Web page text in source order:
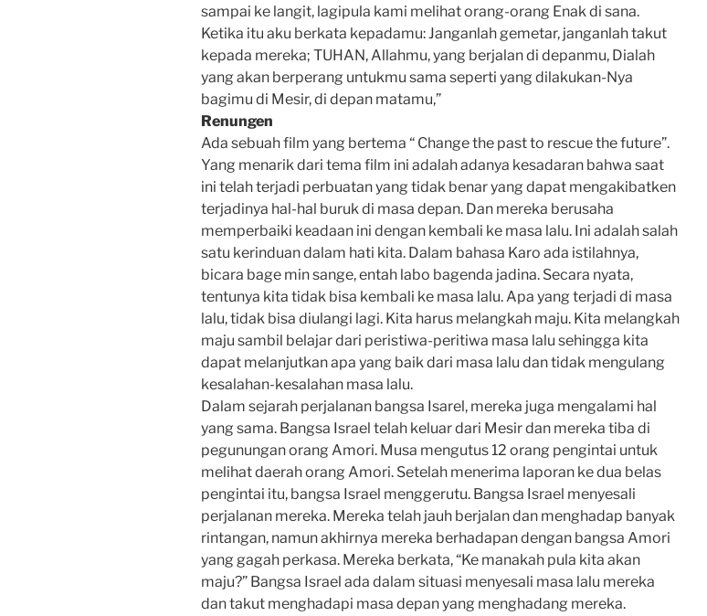
sampai ke langit, lagipula kami melihat orang-orang Enak di sana.
Ketika itu aku berkata kepadamu: Janganlah gemetar, janganlah takut
kepada mereka; TUHAN, Allahmu, yang berjalan di depanmu, Dialah
yang akan berperang untukmu sama seperti yang dilakukan-Nya
bagimu di Mesir, di depan matamu,”
Renungen
Ada sebuah film yang bertema “ Change the past to rescue the future”.
Yang menarik dari tema film ini adalah adanya kesadaran bahwa saat
ini telah terjadi perbuatan yang tidak benar yang dapat mengakibatken
terjadinya hal-hal buruk di masa depan. Dan mereka berusaha
memperbaiki keadaan ini dengan kembali ke masa lalu. Ini adalah salah
satu kerinduan dalam hati kita. Dalam bahasa Karo ada istilahnya,
bicara bage min sange, entah labo bagenda jadina. Secara nyata,
tentunya kita tidak bisa kembali ke masa lalu. Apa yang terjadi di masa
lalu, tidak bisa diulangi lagi. Kita harus melangkah maju. Kita melangkah
maju sambil belajar dari peristiwa-peritiwa masa lalu sehingga kita
dapat melanjutkan apa yang baik dari masa lalu dan tidak mengulang
kesalahan-kesalahan masa lalu.
Dalam sejarah perjalanan bangsa Isarel, mereka juga mengalami hal
yang sama. Bangsa Israel telah keluar dari Mesir dan mereka tiba di
pegunungan orang Amori. Musa mengutus 12 orang pengintai untuk
melihat daerah orang Amori. Setelah menerima laporan ke dua belas
pengintai itu, bangsa Israel menggerutu. Bangsa Israel menyesali
perjalanan mereka. Mereka telah jauh berjalan dan menghadap banyak
rintangan, namun akhirnya mereka berhadapan dengan bangsa Amori
yang gagah perkasa. Mereka berkata, “Ke manakah pula kita akan
maju?” Bangsa Israel ada dalam situasi menyesali masa lalu mereka
dan takut menghadapi masa depan yang menghadang mereka.